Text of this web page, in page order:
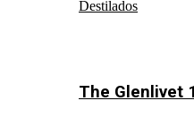
Destilados
The Glenlivet